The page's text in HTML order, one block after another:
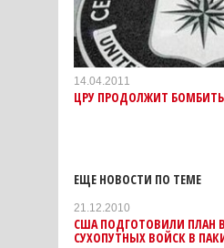
14.04.2011
ЦРУ ПРОДОЛЖИТ БОМБИТЬ
ЕЩЕ НОВОСТИ ПО ТЕМЕ
21.12.2010
США ПОДГОТОВИЛИ ПЛАН
СУХОПУТНЫХ ВОЙСК В